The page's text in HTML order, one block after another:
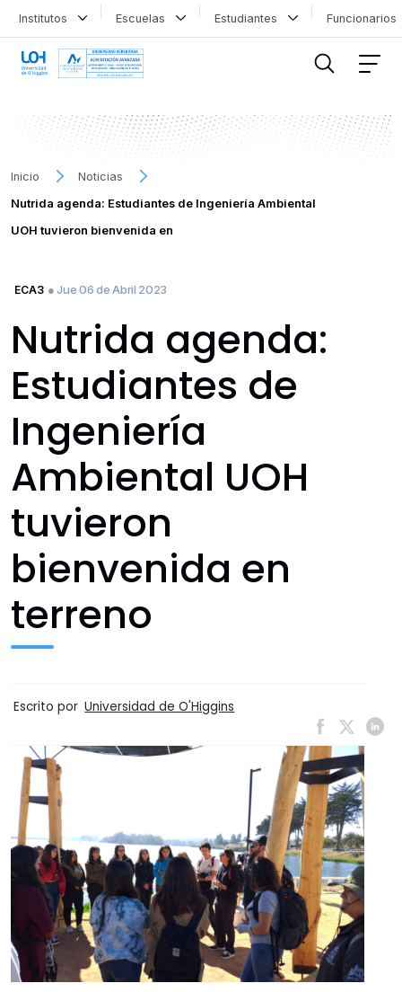
Institutos Escuelas Estudiantes
Inicio
Noticias
Nutrida agenda: Estudiantes de Ingeniería Ambiental
UOH tuvieron bienvenida en
ECA3 ● Jue 06 de Abril 2023
Nutrida agenda:
Estudiantes de
Ingeniería
Ambiental UOH
tuvieron
bienvenida en
terreno
Escrito por Universidad de O'Higgins